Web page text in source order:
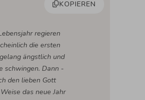
KOPIEREN
regieren
die ersten
ängstlich und
schwingen. Dann -
den lieben Gott
das neue Jahr